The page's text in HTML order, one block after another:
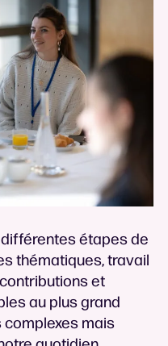
étapes de
thématiques, travail
et
au plus grand
mais